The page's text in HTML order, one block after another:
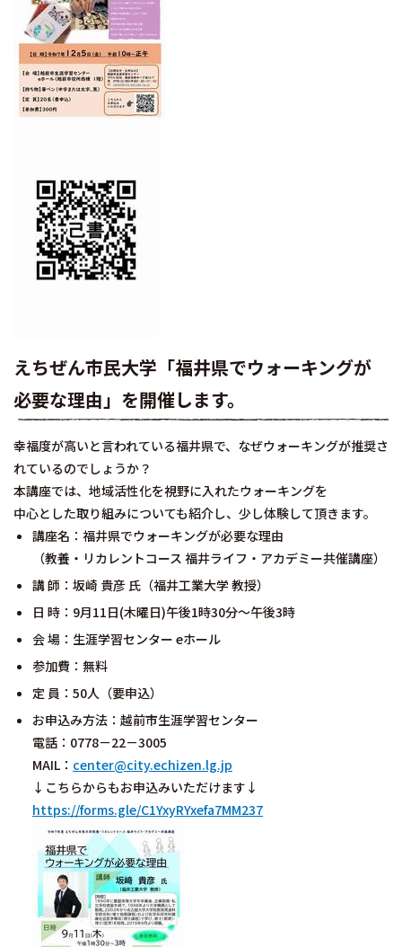
えちぜん市民大学「福井県でウォーキングが
必要な理由」を開催します。
幸福度が高いと言われている福井県で、なぜウォーキングが推奨さ
れているのでしょうか？
本講座では、地域活性化を視野に入れたウォーキングを
中心とした取り組みについても紹介し、少し体験して頂きます。
講座名：福井県でウォーキングが必要な理由
（教養・リカレントコース 福井ライフ・アカデミー共催講座）
講 師：坂崎 貴彦 氏（福井工業大学 教授）
日 時：9月11日(木曜日)午後1時30分～午後3時
会 場：生涯学習センター eホール
参加費：無料
定 員：50人（要申込）
お申込み方法：越前市生涯学習センター
電話：0778－22－3005
MAIL： center@city.echizen.lg.jp
↓こちらからもお申込みいただけます↓
https://forms.gle/C1YxyRYxefa7MM237